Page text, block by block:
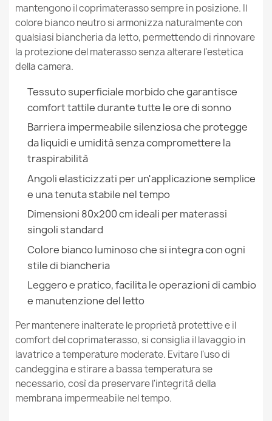
Coprimaterasso Impermeabile 90x160 cm
10,99 €
Coprimaterasso impermeabile 100x200 cm
12,99 €
Coprimaterasso impermeabile 140x200 cm
16,99 €
21,99 €
mantengono il coprimaterasso sempre in posizione. Il
colore bianco neutro si armonizza naturalmente con
qualsiasi biancheria da letto, permettendo di rinnovare
la protezione del materasso senza alterare l'estetica
della camera.
Tessuto superficiale morbido che garantisce
comfort tattile durante tutte le ore di sonno
Barriera impermeabile silenziosa che protegge
da liquidi e umidità senza compromettere la
traspirabilità
Angoli elasticizzati per un'applicazione semplice
e una tenuta stabile nel tempo
Dimensioni 80x200 cm ideali per materassi
singoli standard
Colore bianco luminoso che si integra con ogni
stile di biancheria
Leggero e pratico, facilita le operazioni di cambio
e manutenzione del letto
Per mantenere inalterate le proprietà protettive e il
comfort del coprimaterasso, si consiglia il lavaggio in
lavatrice a temperature moderate. Evitare l'uso di
candeggina e stirare a bassa temperatura se
necessario, così da preservare l'integrità della
membrana impermeabile nel tempo.